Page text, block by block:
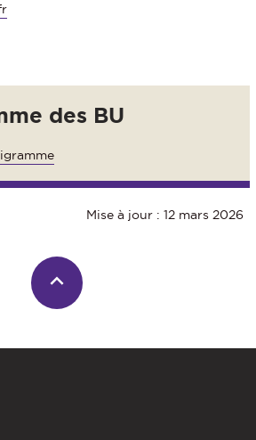
des BU
Mise à jour : 12 mars 2026